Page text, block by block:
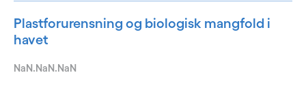
Plastforurensning og biologisk mangfold i
havet
NaN.NaN.NaN